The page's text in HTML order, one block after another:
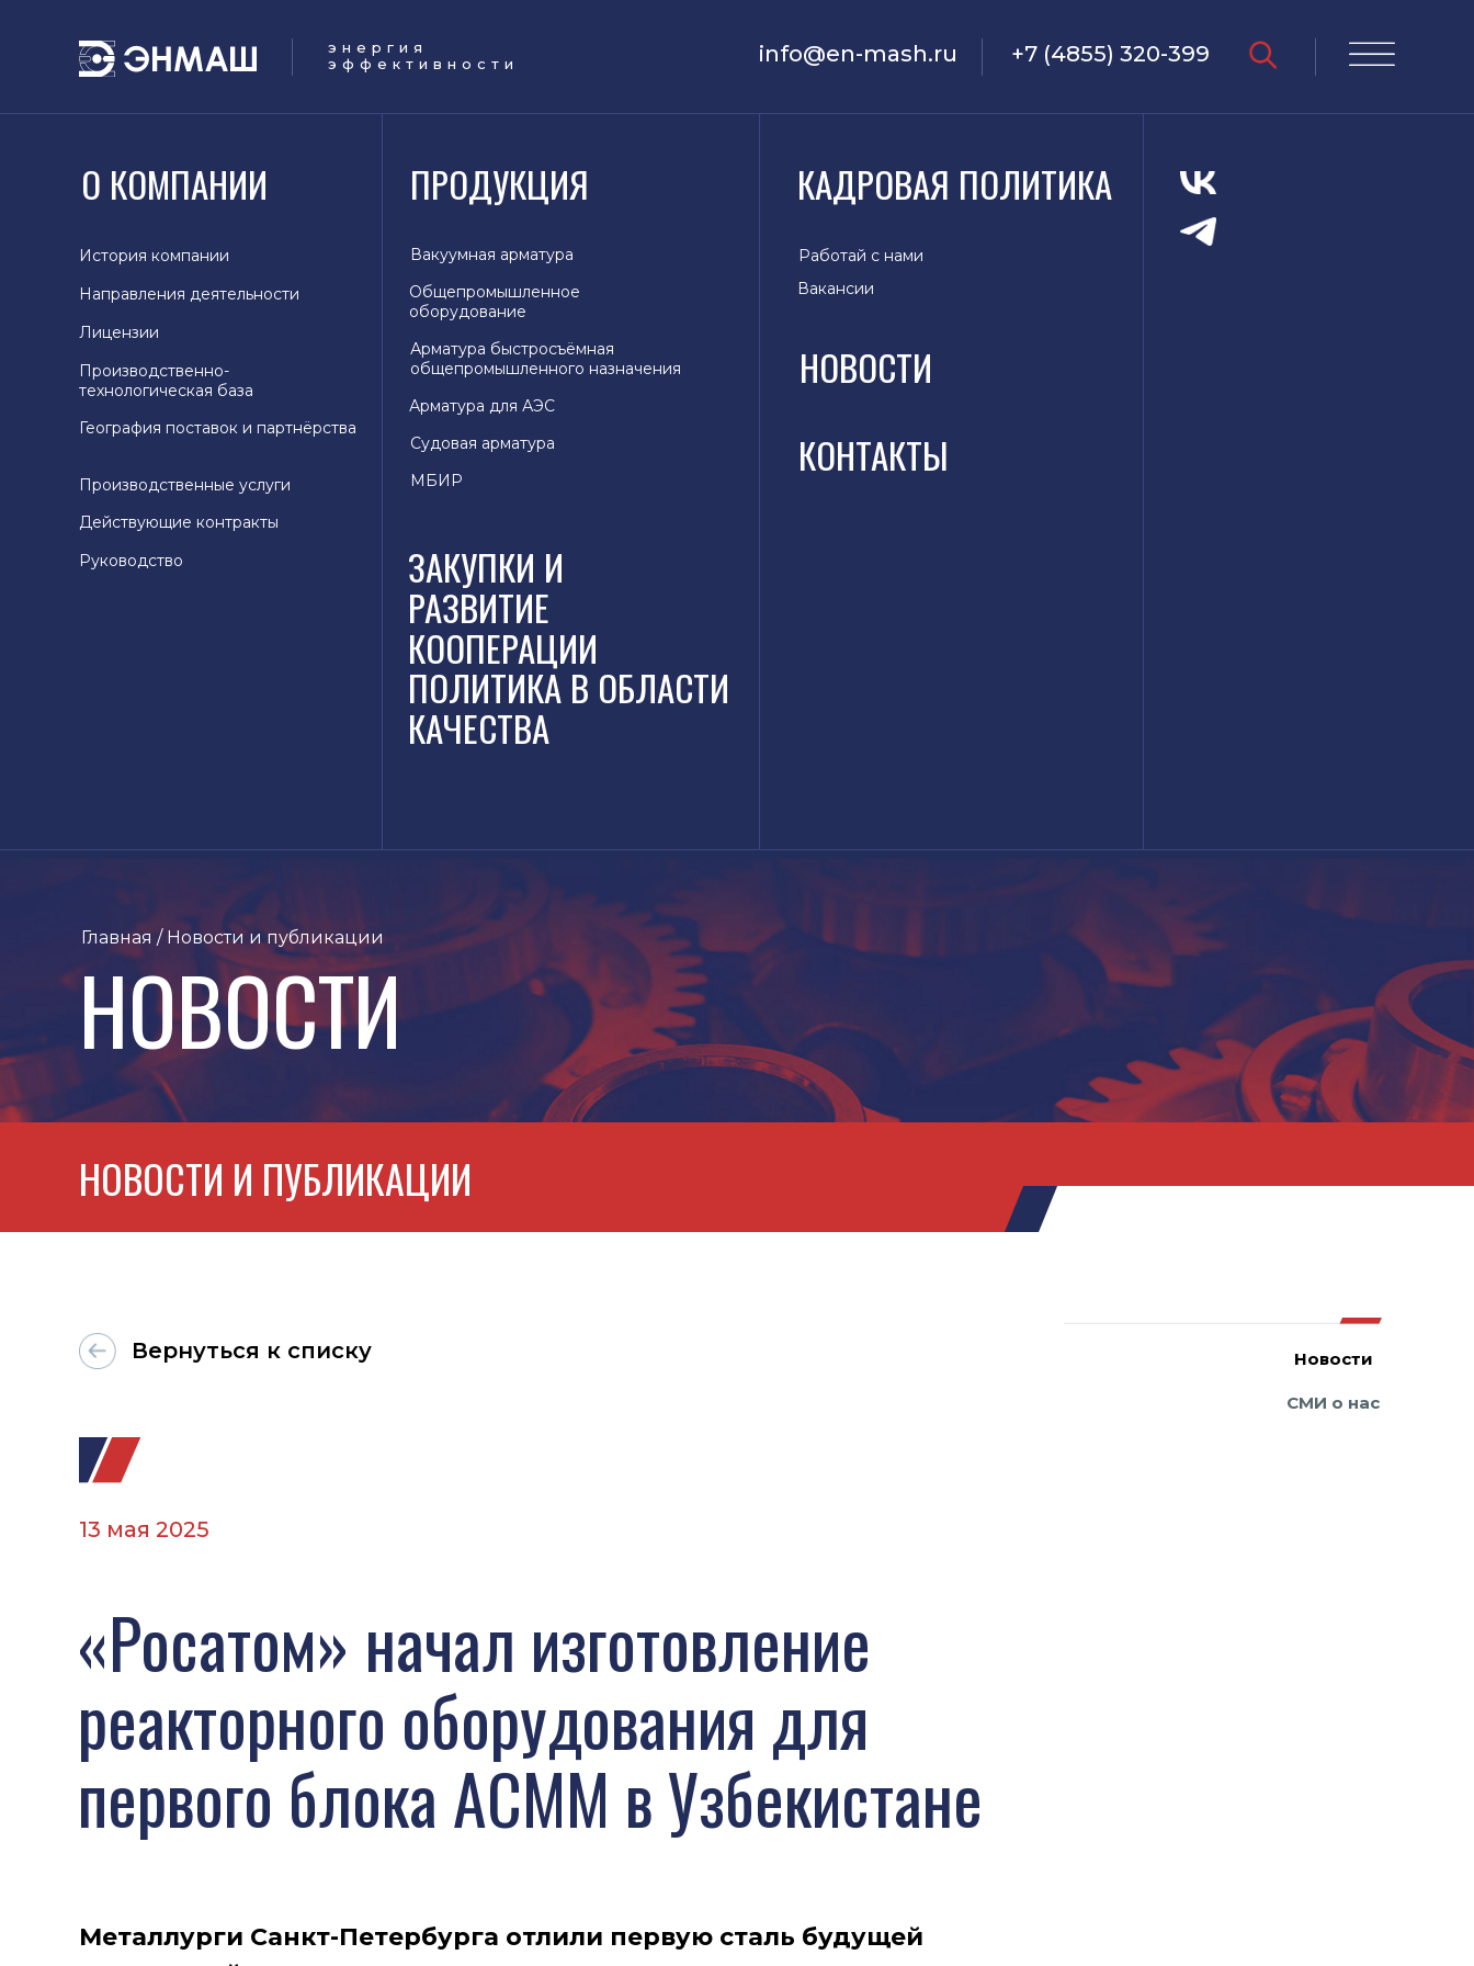
info@en-mash.ru +7 (4855) 320-399
энергия
эффективности
Руководство
О КОМПАНИИ КАДРОВАЯ ПОЛИТИКА
ЗАКУПКИ И
РАЗВИТИЕ
КООПЕРАЦИИ
ПРОДУКЦИЯ
НОВОСТИ
КОНТАКТЫ
ПОЛИТИКА В ОБЛАСТИ
КАЧЕСТВА
Производственные услуги
Действующие контракты
География поставок и партнёрства
Производственно-
технологическая база
Лицензии
Направления деятельности
История компании
Работай с нами
Вакансии
МБИР
Судовая арматура
Арматура быстросъёмная
общепромышленного назначения
Вакуумная арматура
Арматура для АЭС
Общепромышленное
оборудование
НОВОСТИ
Главная / Новости и публикации
НОВОСТИ И ПУБЛИКАЦИИ
Новости
СМИ о нас
Вернуться к списку
13 мая 2025
«Росатом» начал изготовление
реакторного оборудования для
первого блока АСММ в Узбекистане
Металлурги Санкт-Петербурга отлили первую сталь будущей